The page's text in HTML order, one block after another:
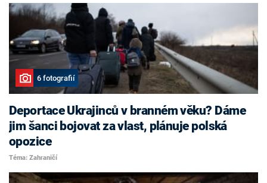
6 fotografií
Deportace Ukrajinců v branném věku? Dáme
jim šanci bojovat za vlast, plánuje polská
opozice
Téma: Zahraničí